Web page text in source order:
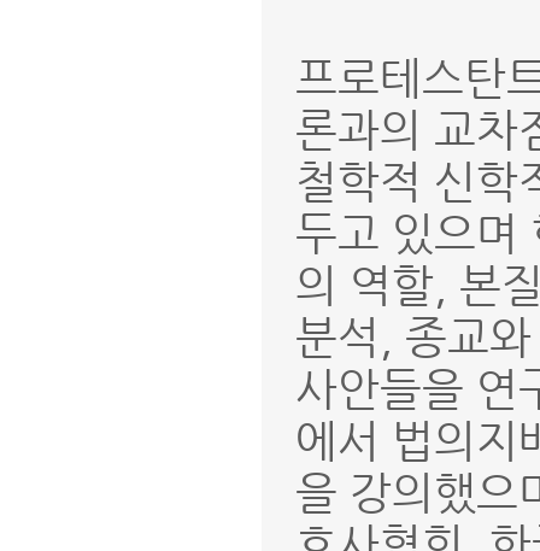
프로테스탄
론과의 교차
철학적 신학
두고 있으며
의 역할, 본
분석, 종교
사안들을 연
에서 법의지
을 강의했으